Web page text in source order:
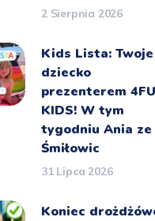
2 Sierpnia 2026
Kids Lista: Twoje
dziecko
prezenterem
KIDS! W tym
tygodniu Ania ze
Śmiłowic
31 Lipca 2026
Koniec